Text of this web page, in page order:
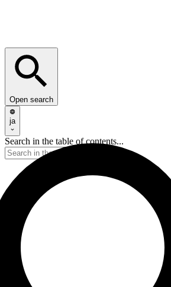
Open search
ja
Search in the table of contents...